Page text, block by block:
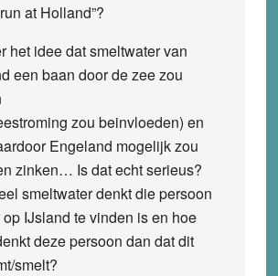
at Holland”?
het idee dat smeltwater van
een baan door de zee zou
zou beinvloeden) en
Engeland mogelijk zou
zinken… Is dat echt serieus?
smeltwater denkt die persoon
op IJsland te vinden is en hoe
deze persoon dan dat dit
smelt?